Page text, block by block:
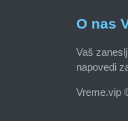
O nas
Vaš
napovedi
Vreme.vip